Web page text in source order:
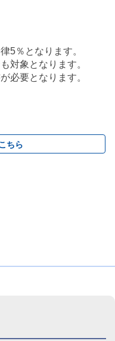
5％となります。
対象となります。
必要となります。
ちら